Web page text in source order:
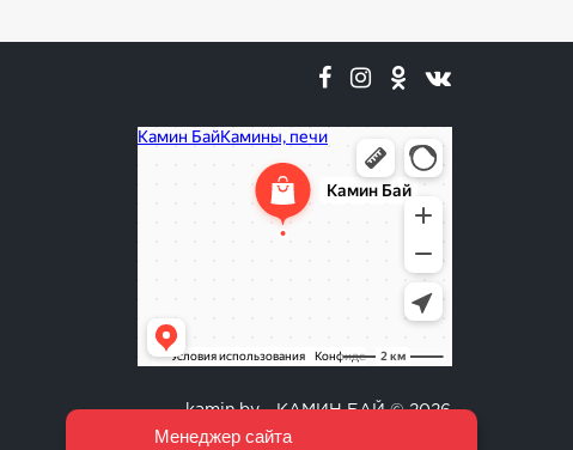
kamin.by - КАМИН БАЙ © 2026
Менеджер сайта